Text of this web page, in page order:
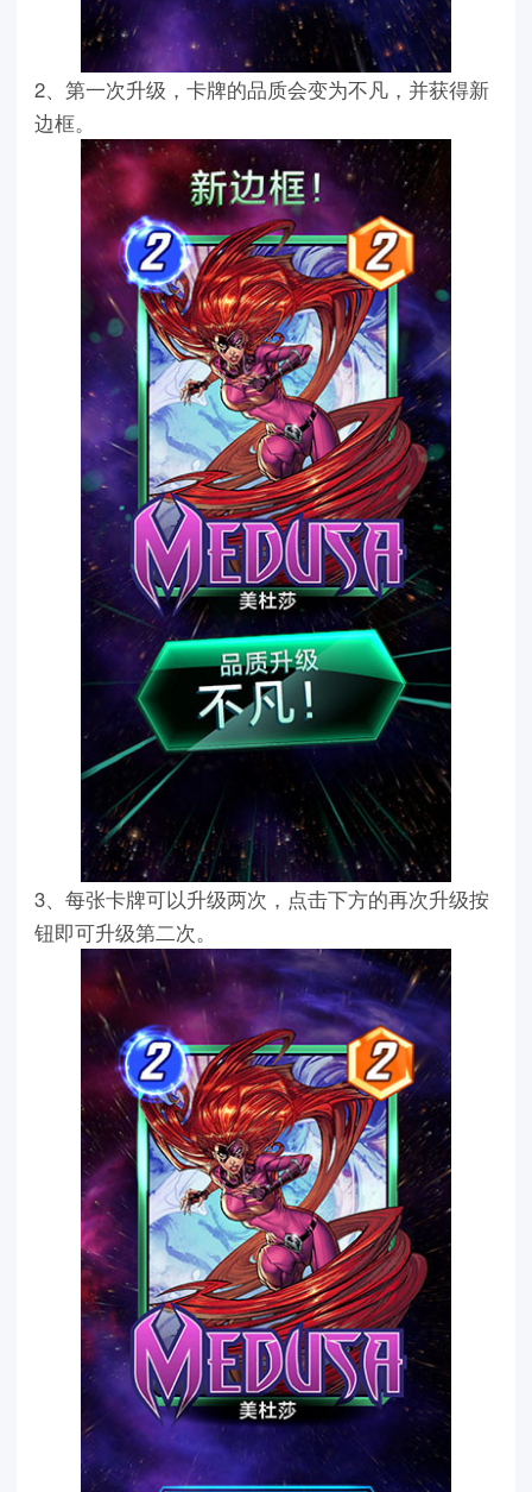
2、第一次升级，卡牌的品质会变为不凡，并获得新
边框。
3、每张卡牌可以升级两次，点击下方的再次升级按
钮即可升级第二次。